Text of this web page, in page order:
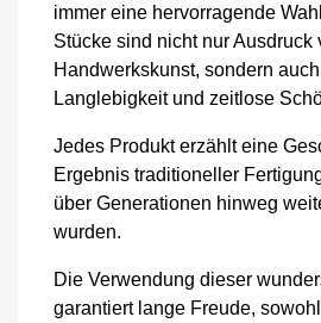
immer eine hervorragende
Stücke sind nicht nur Ausdruck
Handwerkskunst, sondern
Langlebigkeit und zeitlose
Jedes Produkt erzählt eine
Ergebnis traditioneller
über Generationen hinweg
wurden.
Die Verwendung dieser
garantiert lange Freude,